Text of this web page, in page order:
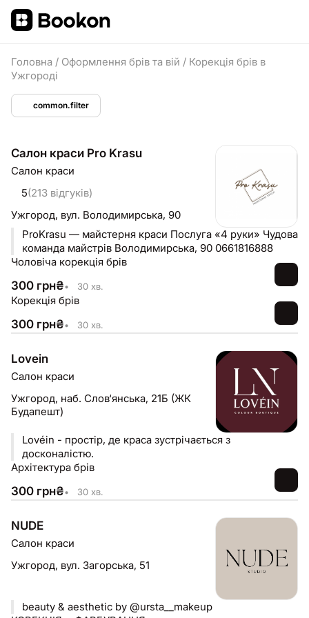
Головна / Оформлення брів та вій / Корекція брів в
Ужгороді
common.filter
Салон краси Pro Krasu
Салон краси
5(213 відгуків)
Ужгород, вул. Володимирська, 90
ProKrasu — майстерня краси Послуга «4 руки» Чудова
команда майстрів Володимирська, 90 0661816888
Чоловіча корекція брів
300 грн₴• 30 хв.
Корекція брів
300 грн₴• 30 хв.
Lovein
Салон краси
Ужгород, наб. Слов‘янська, 21Б (ЖК
Будапешт)
Lovéin - простір, де краса зустрічається з
досконалістю.
Архітектура брів
300 грн₴• 30 хв.
NUDE
Салон краси
Ужгород, вул. Загорська, 51
beauty & aesthetic by @ursta__makeup